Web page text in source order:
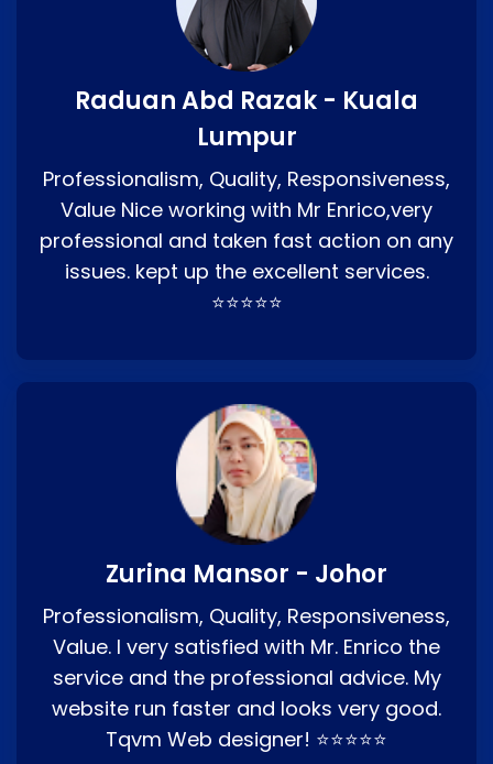
Raduan Abd Razak - Kuala
Lumpur
Professionalism, Quality, Responsiveness,
Value Nice working with Mr Enrico,very
professional and taken fast action on any
issues. kept up the excellent services.
⭐⭐⭐⭐⭐
Zurina Mansor - Johor
Professionalism, Quality, Responsiveness,
Value. I very satisfied with Mr. Enrico the
service and the professional advice. My
website run faster and looks very good.
Tqvm Web designer! ⭐⭐⭐⭐⭐